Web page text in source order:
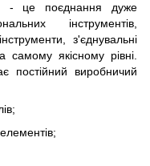
- це поєднання дуже
інструментів,
з'єднувальні
якісному рівні.
постійний виробничий